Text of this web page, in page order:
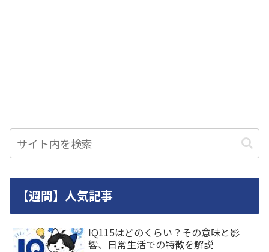
【週間】人気記事
IQ115はどのくらい？その意味と影
響、日常生活での特徴を解説